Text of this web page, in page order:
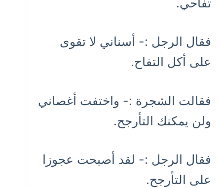
فقال الرجل :- أسناني لا تقوى
على أكل التفاح.
فقالت الشجرة :- واختفت أغصاني
ولن يمكنك التأرجح.
فقال الرجل :- لقد أصبحت عجوزا
على التأرجح.